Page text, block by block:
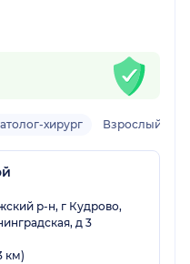
хирург Взрослый
р-н, г Кудрово,
д 3
км)